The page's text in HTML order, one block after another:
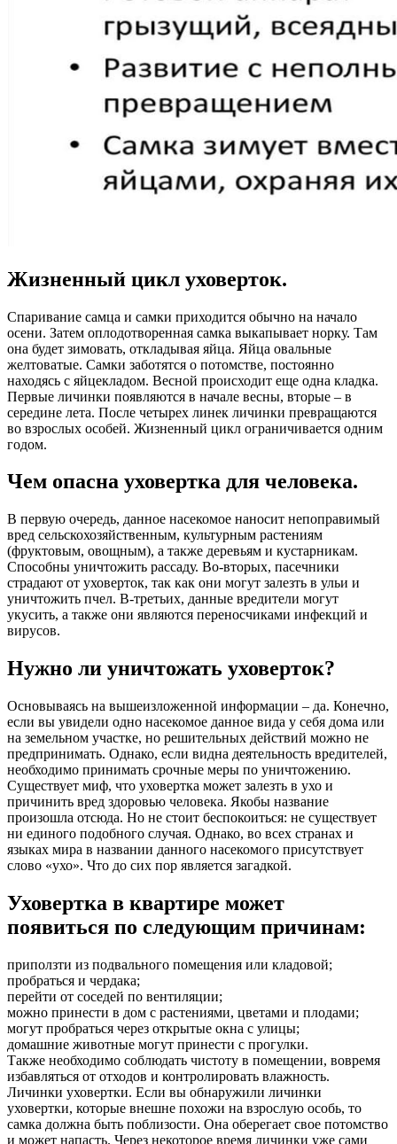
Жизненный цикл уховерток.
Спаривание самца и самки приходится обычно на начало
осени. Затем оплодотворенная самка выкапывает норку. Там
она будет зимовать, откладывая яйца. Яйца овальные
желтоватые. Самки заботятся о потомстве, постоянно
находясь с яйцекладом. Весной происходит еще одна кладка.
Первые личинки появляются в начале весны, вторые – в
середине лета. После четырех линек личинки превращаются
во взрослых особей. Жизненный цикл ограничивается одним
годом.
Чем опасна уховертка для человека.
В первую очередь, данное насекомое наносит непоправимый
вред сельскохозяйственным, культурным растениям
(фруктовым, овощным), а также деревьям и кустарникам.
Способны уничтожить рассаду. Во-вторых, пасечники
страдают от уховерток, так как они могут залезть в ульи и
уничтожить пчел. В-третьих, данные вредители могут
укусить, а также они являются переносчиками инфекций и
вирусов.
Нужно ли уничтожать уховерток?
Основываясь на вышеизложенной информации – да. Конечно,
если вы увидели одно насекомое данное вида у себя дома или
на земельном участке, но решительных действий можно не
предпринимать. Однако, если видна деятельность вредителей,
необходимо принимать срочные меры по уничтожению.
Существует миф, что уховертка может залезть в ухо и
причинить вред здоровью человека. Якобы название
произошла отсюда. Но не стоит беспокоиться: не существует
ни единого подобного случая. Однако, во всех странах и
языках мира в названии данного насекомого присутствует
слово «ухо». Что до сих пор является загадкой.
Уховертка в квартире может
появиться по следующим причинам:
приползти из подвального помещения или кладовой;
пробраться и чердака;
перейти от соседей по вентиляции;
можно принести в дом с растениями, цветами и плодами;
могут пробраться через открытые окна с улицы;
домашние животные могут принести с прогулки.
Также необходимо соблюдать чистоту в помещении, вовремя
избавляться от отходов и контролировать влажность.
Личинки уховертки. Если вы обнаружили личинки
уховертки, которые внешне похожи на взрослую особь, то
самка должна быть поблизости. Она оберегает свое потомство
и может напасть. Через некоторое время личинки уже сами